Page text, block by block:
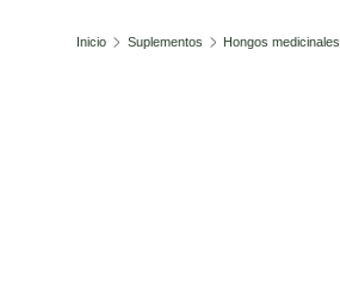
Inicio Suplementos Hongos medicinales